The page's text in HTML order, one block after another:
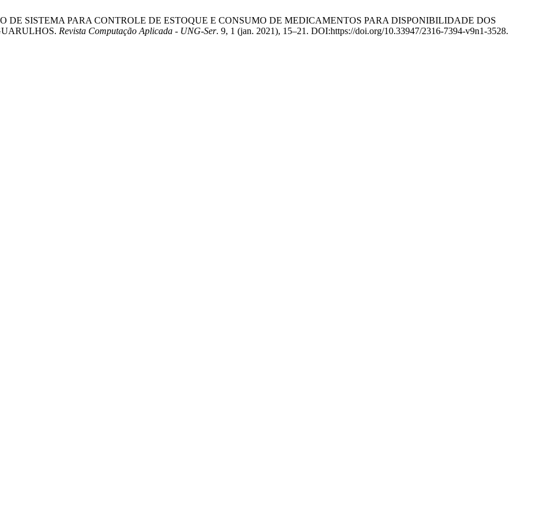
DE SISTEMA PARA CONTROLE DE ESTOQUE E CONSUMO DE MEDICAMENTOS PARA DISPONIBILIDADE DOS
Revista Computação Aplicada - UNG-Ser. 9, 1 (jan. 2021), 15–21. DOI:https://doi.org/10.33947/2316-7394-v9n1-3528.